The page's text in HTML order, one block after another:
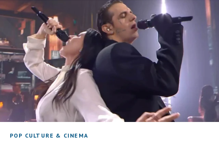
POP CULTURE & CINEMA